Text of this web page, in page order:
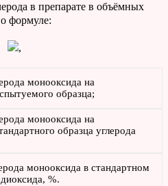
в препарате в объёмных
формуле:
,
монооксида на
образца;
монооксида на
образца углерода
монооксида в стандартном
%.